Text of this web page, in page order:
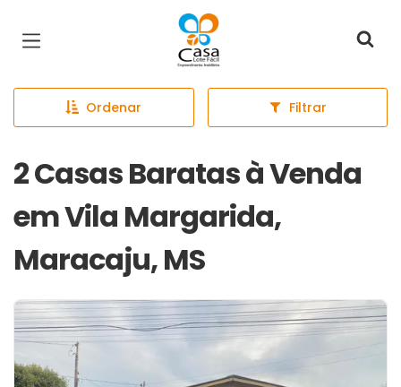
Página inicial
Ordenar Filtrar
2 Casas Baratas à Venda
em Vila Margarida,
Maracaju, MS